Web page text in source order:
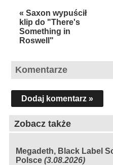
« Saxon wypuścił
klip do "There's
Something in
Roswell"
Komentarze
Dodaj komentarz »
Zobacz także
Megadeth, Black Label
Polsce (3.08.2026)